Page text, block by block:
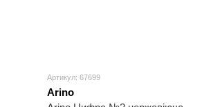
Артикул: 67699
Arino